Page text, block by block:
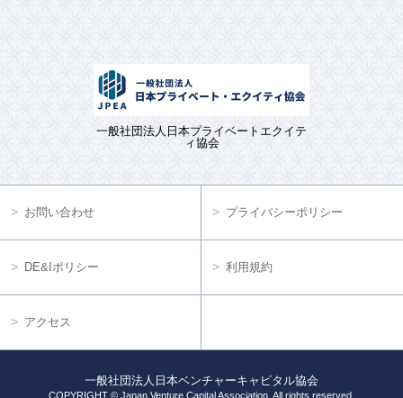
一般社団法人日本プライベートエクイテ
ィ協会
お問い合わせ プライバシーポリシー
DE&Iポリシー 利用規約
アクセス
一般社団法人日本ベンチャーキャピタル協会
COPYRIGHT © Japan Venture Capital Association. All rights reserved.